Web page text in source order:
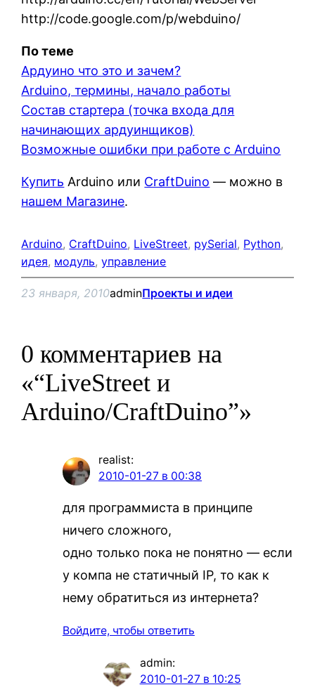
http://code.google.com/p/webduino/
По теме
Ардуино что это и зачем?
Arduino, термины, начало работы
Состав стартера (точка входа для
начинающих ардуинщиков)
Возможные ошибки при работе с Arduino
Купить Arduino или CraftDuino — можно в
нашем Магазине.
Arduino, CraftDuino, LiveStreet, pySerial, Python
идея, модуль, управление
23 января, 2010adminПроекты и идеи
0 комментариев на
«“LiveStreet и
Arduino/CraftDuino”»
realist:
2010-01-27 в 00:38
для программиста в принципе
ничего сложного,
одно только пока не понятно — если
у компа не статичный IP, то как к
нему обратиться из интернета?
Войдите, чтобы ответить
admin:
2010-01-27 в 10:25